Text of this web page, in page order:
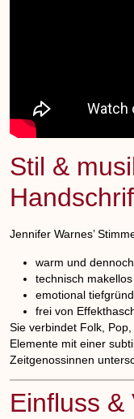
Stil &
Jennifer Warnes’
warm und
technisch makellos
emotional
frei von
Sie verbindet Folk,
Elemente mit einer
Zeitgenossinnen
Einfluss &